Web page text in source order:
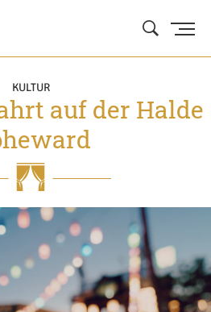
KULTUR
auf der Halde